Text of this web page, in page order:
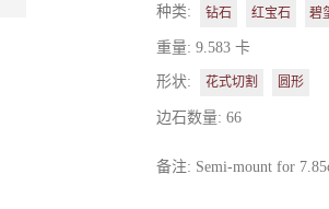
种类: 钻石 红宝石 碧
重量: 9.583 卡
形状: 花式切割 圆形
边石数量: 66
备注: Semi-mount for